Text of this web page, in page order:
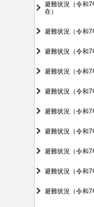
避難状況（令和7
在）
避難状況（令和7
避難状況（令和7
避難状況（令和7
避難状況（令和7
避難状況（令和7
避難状況（令和7
避難状況（令和7
避難状況（令和7
避難状況（令和7